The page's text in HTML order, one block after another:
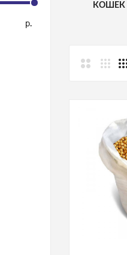
р.
КОШЕК